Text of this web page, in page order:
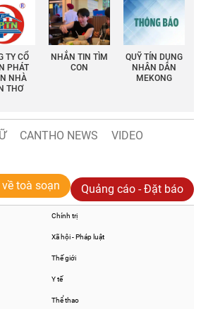
TY CỔ
PHÁT
NHÀ
THƠ
NHẮN TIN TÌM
CON
QUỸ TÍN DỤNG
NHÂN DÂN
MEKONG
CANTHO NEWS
VIDEO
toà soạn Quảng cáo - Đặt báo
Chính trị
Xã hội - Pháp luật
Thế giới
Y tế
Thể thao